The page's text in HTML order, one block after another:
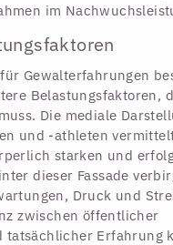
im
Gewalterfahrungen
Belastungsfaktoren,
Die mediale
und -athleten
starken und
dieser Fassade
Druck und
zwischen öffentlicher
tatsächlicher Erfahrung